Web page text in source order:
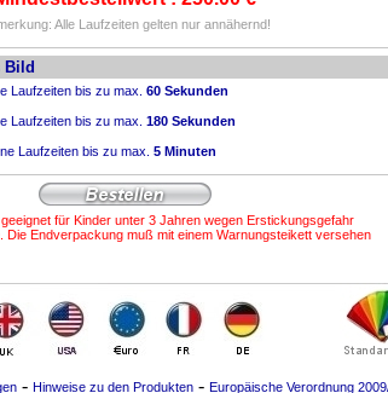
Alle Laufzeiten gelten nur annähernd!
Bild
Laufzeiten bis zu max. 60 Sekunden
Laufzeiten bis zu max. 180 Sekunden
Laufzeiten bis zu max. 5 Minuten
für Kinder unter 3 Jahren wegen Erstickungsgefahr
Die Endverpackung muß mit einem Warnungsteikett versehen
- Hinweise zu den Produkten - Europäische Verordnung